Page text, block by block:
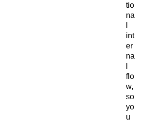
tio
na
int
er
na
flo
w,
so
yo
u